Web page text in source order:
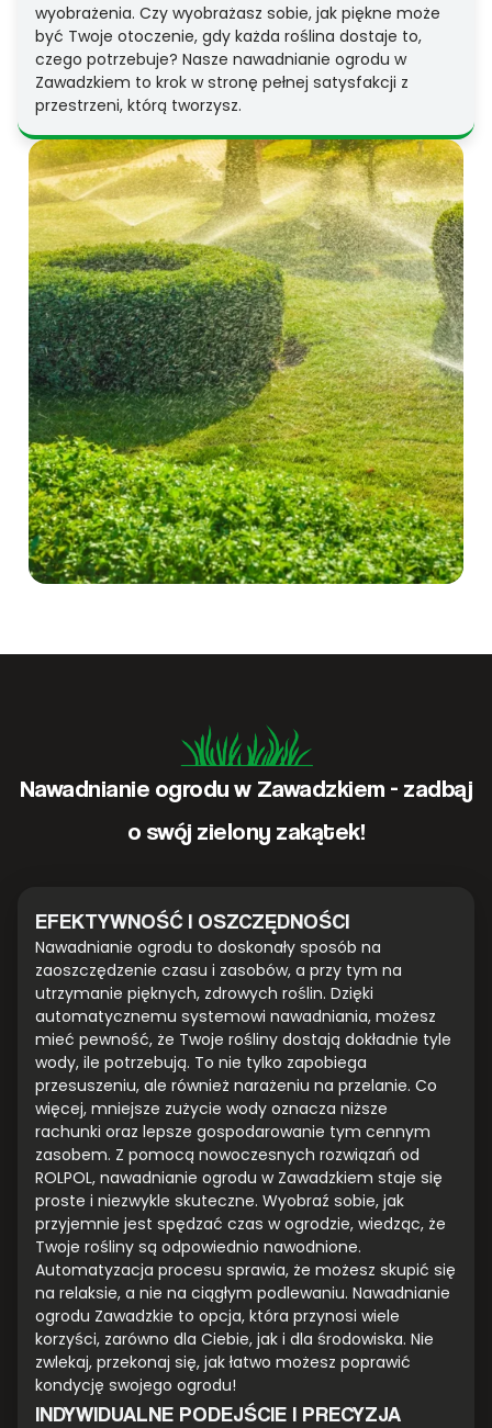
wyobrażenia. Czy wyobrażasz sobie, jak piękne może
być Twoje otoczenie, gdy każda roślina dostaje to,
czego potrzebuje? Nasze nawadnianie ogrodu w
Zawadzkiem to krok w stronę pełnej satysfakcji z
przestrzeni, którą tworzysz.
Nawadnianie ogrodu w Zawadzkiem - zadbaj
o swój zielony zakątek!
EFEKTYWNOŚĆ I OSZCZĘDNOŚCI
Nawadnianie ogrodu to doskonały sposób na
zaoszczędzenie czasu i zasobów, a przy tym na
utrzymanie pięknych, zdrowych roślin. Dzięki
automatycznemu systemowi nawadniania, możesz
mieć pewność, że Twoje rośliny dostają dokładnie tyle
wody, ile potrzebują. To nie tylko zapobiega
przesuszeniu, ale również narażeniu na przelanie. Co
więcej, mniejsze zużycie wody oznacza niższe
rachunki oraz lepsze gospodarowanie tym cennym
zasobem. Z pomocą nowoczesnych rozwiązań od
ROLPOL, nawadnianie ogrodu w Zawadzkiem staje się
proste i niezwykle skuteczne. Wyobraź sobie, jak
przyjemnie jest spędzać czas w ogrodzie, wiedząc, że
Twoje rośliny są odpowiednio nawodnione.
Automatyzacja procesu sprawia, że możesz skupić się
na relaksie, a nie na ciągłym podlewaniu. Nawadnianie
ogrodu Zawadzkie to opcja, która przynosi wiele
korzyści, zarówno dla Ciebie, jak i dla środowiska. Nie
zwlekaj, przekonaj się, jak łatwo możesz poprawić
kondycję swojego ogrodu!
INDYWIDUALNE PODEJŚCIE I PRECYZJA